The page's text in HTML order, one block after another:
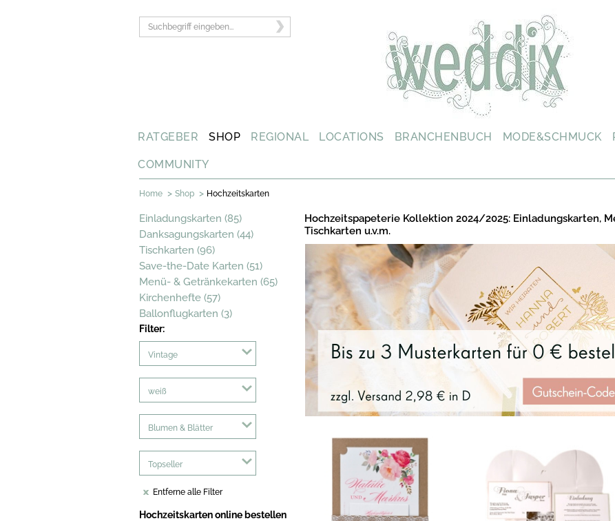
RATGEBER SHOP REGIONAL LOCATIONS BRANCHENBUCH MODE&SCHMUCK
COMMUNITY
Home > Shop > Hochzeitskarten
Einladungskarten (85)
Danksagungskarten (44)
Tischkarten (96)
Save-the-Date Karten (51)
Menü- & Getränkekarten (65)
Kirchenhefte (57)
Ballonflugkarten (3)
Filter:
Vintage
weiß
Blumen & Blätter
Topseller
Entferne alle Filter
Hochzeitskarten online bestellen
Hochzeitspapeterie Kollektion 2024/2025: Einladungskarten,
Tischkarten u.v.m.